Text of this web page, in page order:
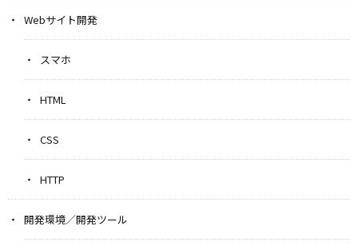
Webサイト開発
スマホ
HTML
CSS
HTTP
開発環境／開発ツール